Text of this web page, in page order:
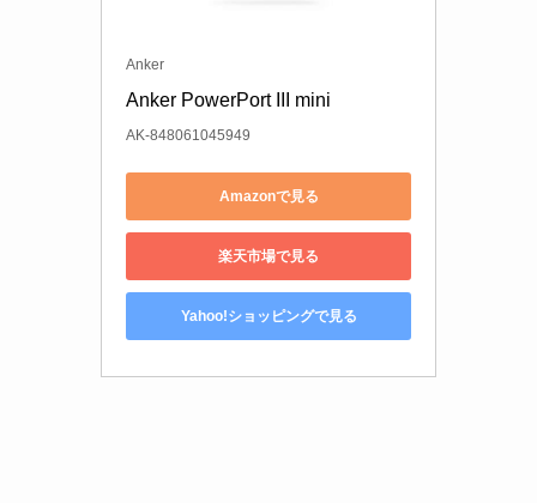
Anker
Anker PowerPort III mini
AK-848061045949
Amazonで見る
楽天市場で見る
Yahoo!ショッピングで見る